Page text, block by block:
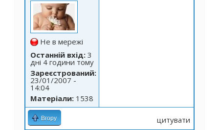
Не в мережі
Останній вхід: 3
дні 4 години тому
Зареєстрований:
23/01/2007 -
14:04
Матеріали: 1538
Вгору цитувати